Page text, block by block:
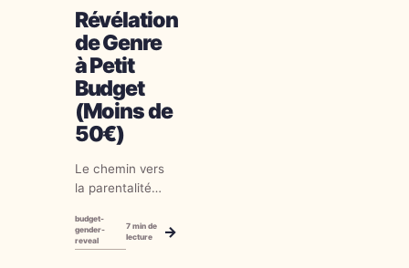
Révélation
de Genre
à Petit
Budget
(Moins de
50€)
Le chemin vers
la parentalité
de suffisamment
de dépenses —
budget-
gender-
reveal
7 min de
lecture
→